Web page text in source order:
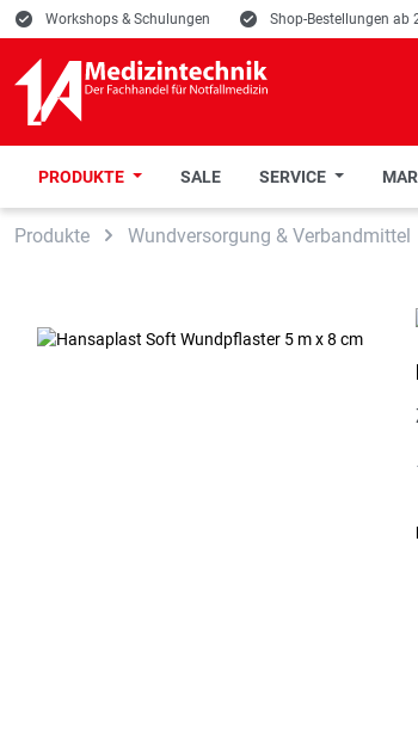
Zur Suche springen
Zur Hauptnavigation springen
E Workshops & Schulungen E Shop-Bestellungen ab
PRODUKTE SALE SERVICE
Produkte Wundversorgung & Verbandmittel